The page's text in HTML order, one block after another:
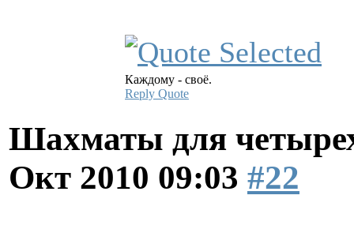
Каждому - своё.
Reply Quote
Шахматы для
Окт 2010 09:03 #22